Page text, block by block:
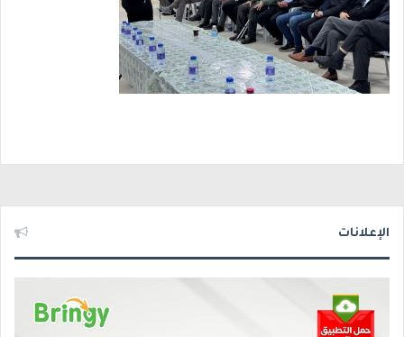
الإعلانات